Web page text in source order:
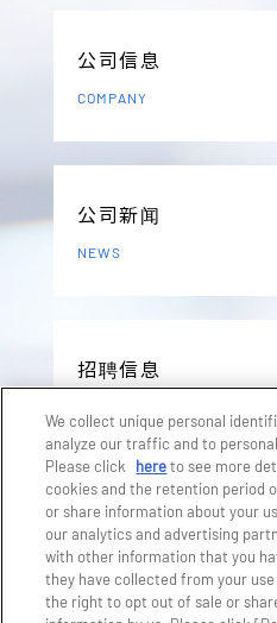
公司信息
COMPANY
公司新闻
NEWS
招聘信息
产品咨询
CONTACT US
We collect unique personal
analyze our traffic and to
Please click
hereto see more
cookies and the retention period
or share information about your
our analytics and advertising
with other information that you
they have collected from your
the right to opt out of sale or